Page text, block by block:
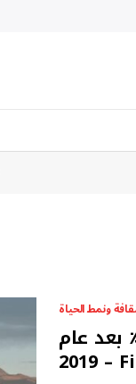
ونمط الحياة
طفرة السياحة بنسبة 224٪ بعد عام